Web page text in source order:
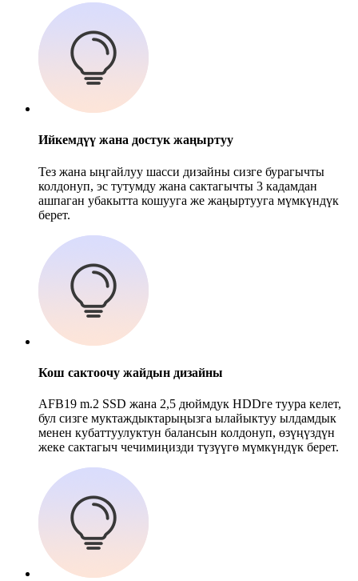
Ийкемдүү жана достук жаңыртуу
Тез жана ыңгайлуу шасси дизайны сизге бурагычты
колдонуп, эс тутумду жана сактагычты 3 кадамдан
ашпаган убакытта кошууга же жаңыртууга мүмкүндүк
берет.
Кош сактоочу жайдын дизайны
AFB19 m.2 SSD жана 2,5 дюймдук HDDге туура келет,
бул сизге муктаждыктарыңызга ылайыктуу ылдамдык
менен кубаттуулуктун балансын колдонуп, өзүңүздүн
жеке сактагыч чечимиңизди түзүүгө мүмкүндүк берет.